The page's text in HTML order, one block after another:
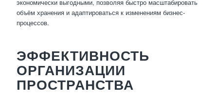
экономически выгодными, позволяя быстро масштабировать
объём хранения и адаптироваться к изменениям бизнес-
процессов.
ЭФФЕКТИВНОСТЬ
ОРГАНИЗАЦИИ
ПРОСТРАНСТВА